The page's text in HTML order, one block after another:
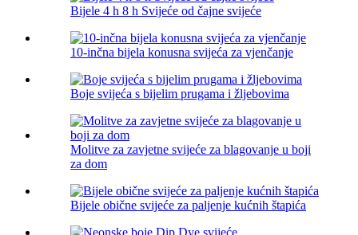
Bijele 4 h 8 h Svijeće od čajne svijeće
10-inčna bijela konusna svijeća za vjenčanje
Boje svijeća s bijelim prugama i žljebovima
Molitve za zavjetne svijeće za blagovanje u boji
za dom
Bijele obične svijeće za paljenje kućnih štapića